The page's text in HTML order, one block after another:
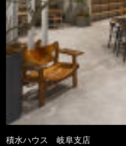
積水ハウス 岐阜支店